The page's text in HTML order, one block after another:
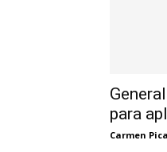
para
Carmen